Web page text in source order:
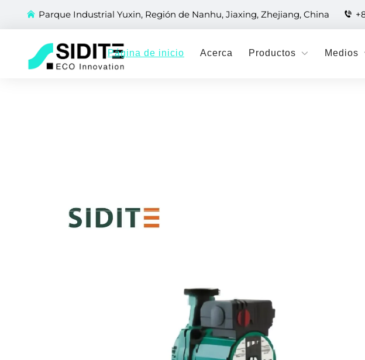
Parque Industrial Yuxin, Región de Nanhu, Jiaxing, Zhejiang, China
Página de inicio Acerca Productos Medios